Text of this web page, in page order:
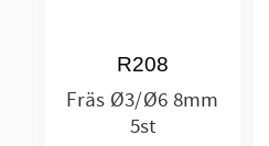
Fräs Ø3/Ø6 8mm
5st
R208